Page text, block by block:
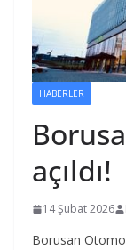
HABERLER
açıldı!
14 Şubat 2026
Borusan